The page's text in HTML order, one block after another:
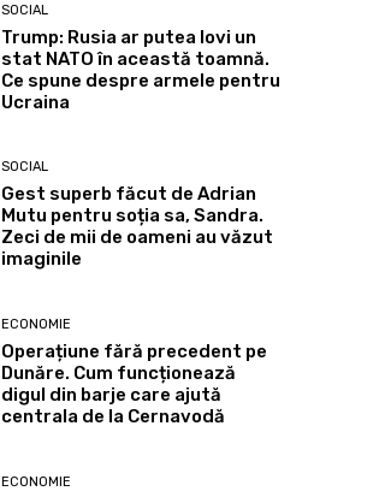
SOCIAL
Trump: Rusia ar putea lovi un
stat NATO în această toamnă.
Ce spune despre armele pentru
Ucraina
SOCIAL
Gest superb făcut de Adrian
Mutu pentru soția sa, Sandra.
Zeci de mii de oameni au văzut
imaginile
ECONOMIE
Operațiune fără precedent pe
Dunăre. Cum funcționează
digul din barje care ajută
centrala de la Cernavodă
ECONOMIE